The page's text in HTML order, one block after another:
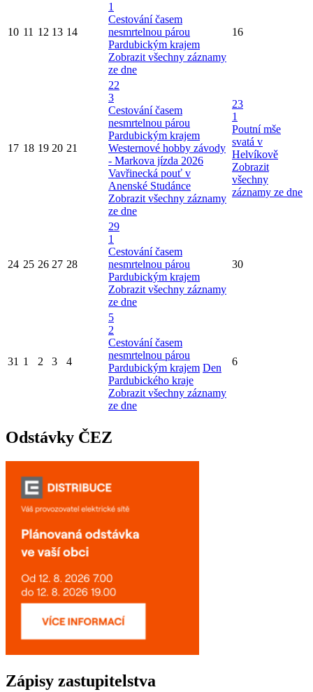
10 11 12 13 14
1
Cestování časem
nesmrtelnou párou
Pardubickým krajem
Zobrazit všechny záznamy
ze dne
16
17 18 19 20 21
22
3
Cestování časem
nesmrtelnou párou
Pardubickým krajem
Westernové hobby závody
- Markova jízda 2026
Vavřinecká pouť v
Anenské Studánce
Zobrazit všechny záznamy
ze dne
23
1
Poutní mše
svatá v
Helvíkově
Zobrazit
všechny
záznamy ze dne
24 25 26 27 28
29
1
Cestování časem
nesmrtelnou párou
Pardubickým krajem
Zobrazit všechny záznamy
ze dne
30
31 1 2 3 4
5
2
Cestování časem
nesmrtelnou párou
Pardubickým krajem Den
Pardubického kraje
Zobrazit všechny záznamy
ze dne
6
Odstávky ČEZ
Zápisy zastupitelstva